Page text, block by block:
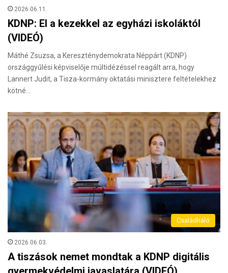
2026.06.11.
KDNP: El a kezekkel az egyházi iskoláktól
(VIDEÓ)
Máthé Zsuzsa, a Kereszténydemokrata Néppárt (KDNP)
országgyűlési képviselője múltidézéssel reagált arra, hogy
Lannert Judit, a Tisza-kormány oktatási minisztere feltételekhez
kötné…
Családháló
2026.06.03.
A tiszások nemet mondtak a KDNP digitális